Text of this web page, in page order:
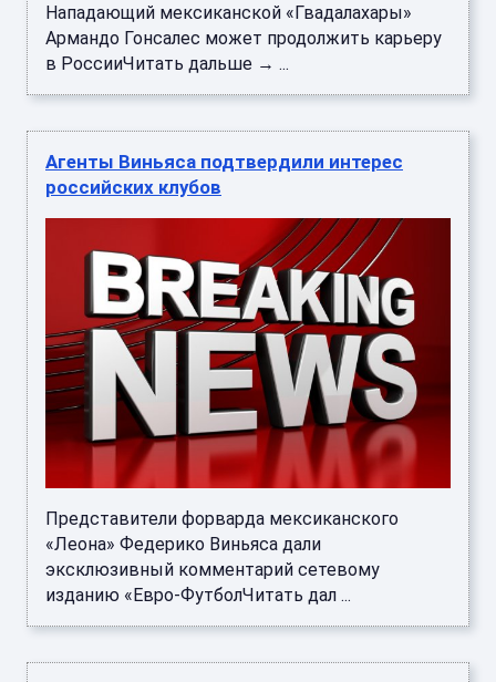
Нападающий мексиканской «Гвадалахары»
Армандо Гонсалес может продолжить карьеру
в РоссииЧитать дальше → ...
Агенты Виньяса подтвердили интерес
российских клубов
Представители форварда мексиканского
«Леона» Федерико Виньяса дали
эксклюзивный комментарий сетевому
изданию «Евро-ФутболЧитать дал ...